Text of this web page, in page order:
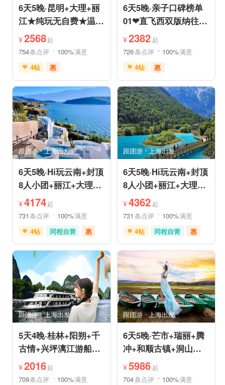
6天5晚·昆明+大理+丽
江★纯玩无自费★温德
姆国际连锁酒店入住
¥2568起
754条点评 100%满意
4钻
惠
免费接送机
中文服务
管家服务
品质游
喀斯特地貌
滇池红嘴鸥
乡村趣游
古镇古村
雪山之旅
赏花之旅
美景探索
深度人文
世界遗产
摄影之旅
休闲度假
特色民宿
跟团游 上海出发
6天5晚·Hi玩云南+封顶
8人小团+丽江+大理
+泸沽湖+玉龙雪山+洱
¥4174起
731条点评 100%满意
4钻
同程自营
惠
充足自由时间
免费接送机
家庭游
品质游
休闲游
环游洱海
跟团游 上海出发
5天4晚·桂林+阳朔+千
古情+兴坪漓江游船
+古东森林瀑布+十里
画廊
¥2016起
709条点评 100%满意
6天5晚·亲子口碑榜单
01❤直飞西双版纳往返
机票❤拼小团轻奢0购
物纯玩
¥2382 起
726条点评 100%满意
4钻
惠
免费接送机
中文服务
管家服务
品质游
情侣游
乡村趣游
古镇古村
动植物园
祈福之旅
森林公园
深度人文
世界遗产
摄影之旅
研学体验
休闲度假
特色民宿
跟团游 上海出发
6天5晚·Hi玩云南+封顶
8人小团+丽江+大理
+香格里拉+虎跳峡+洱
¥4362 起
731 条点评 100%满意
4钻
同程自营
惠
赠送旅拍
充足自由时间
免费接送机
家庭游
品质游
环游洱海
自然山水
跟团游 上海出发
6天5晚·芒市+瑞丽+腾
冲+和顺古镇+洞山温
泉+中缅姐告国门跟团
游
¥5986 起
704条点评 100%满意